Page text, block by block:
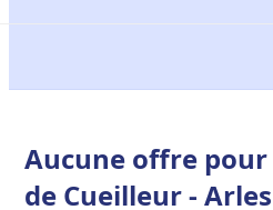
Aucune offre
de Cueilleur -